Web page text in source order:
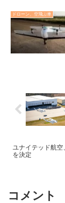
ドローン、空飛ぶ車
ユナイテッド航空
を決定
コメント